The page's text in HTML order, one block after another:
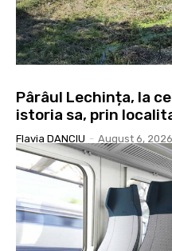
Pârâul Lechința, la
istoria sa, prin
Flavia DANCIU - August 6, 2026